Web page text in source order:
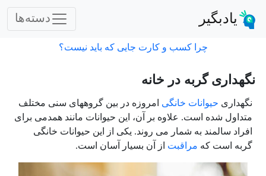
یادبگیر دسته‌ها
چرا کسب و کارت جایی که باید نیست؟
نگهداری گربه در خانه
نگهداری حیوانات خانگی امروزه در بین گروههای سنی مختلف
متداول شده است. علاوه بر آن، این حیوانات مانند همدمی برای
افراد سالمند به شمار می روند. یکی از این حیوانات خانگی
گربه است که مراقبت از آن بسیار آسان است.